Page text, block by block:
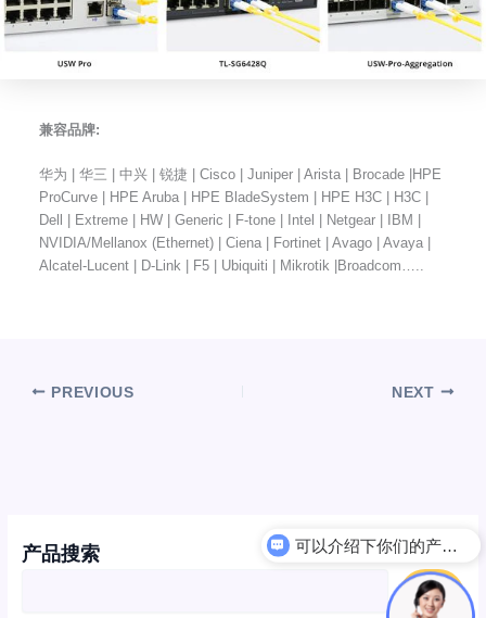
产品搜索
兼容品牌:
华为 | 华三 | 中兴 | 锐捷 | Cisco | Juniper | Arista | Brocade |HPE
ProCurve | HPE Aruba | HPE BladeSystem | HPE H3C | H3C |
Dell | Extreme | HW | Generic | F-tone | Intel | Netgear | IBM |
NVIDIA/Mellanox (Ethernet) | Ciena | Fortinet | Avago | Avaya |
Alcatel-Lucent | D-Link | F5 | Ubiquiti | Mikrotik |Broadcom…..
PREVIOUS NEXT
可以介绍下你们的产品么